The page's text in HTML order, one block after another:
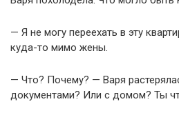
— Я не могу переехать в эту
куда-то мимо жены.
— Что? Почему? — Варя
документами? Или с домом? Ты